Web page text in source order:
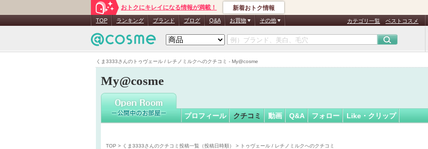
くま3333さんのトゥヴェール / レチノミルクへのクチコミ - My@cosme
おトクにキレイになる情報が満載！ 新着おトク情報
TOP ランキング ブランド ブログ Q&A お買物 その他 カテゴリ一覧 ベストコスメ
My@cosme
くま3333さん
プロフィール クチコミ 動画 Q&A フォロー Like・クリップ
TOP > くま3333さんのクチコミ投稿一覧（投稿日時順） > トゥヴェール / レチノミルクへのクチコミ